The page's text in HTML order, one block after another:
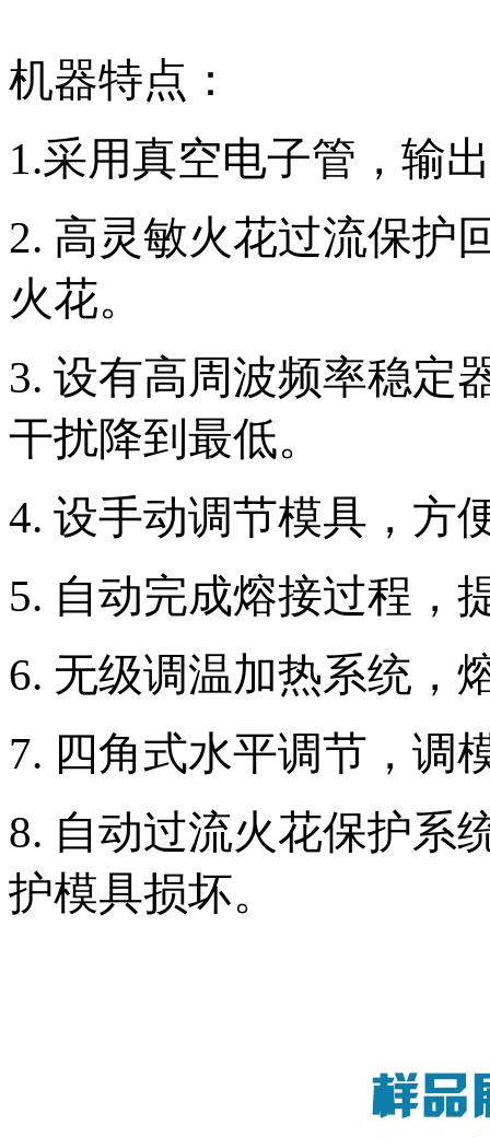
机器特点：
1.采用真空电子管，输
2. 高灵敏火花过流保护
火花。
3. 设有高周波频率稳定
干扰降到最低。
4. 设手动调节模具，方
5. 自动完成熔接过程，
6. 无级调温加热系统，
7. 四角式水平调节，调
8. 自动过流火花保护系
护模具损坏。